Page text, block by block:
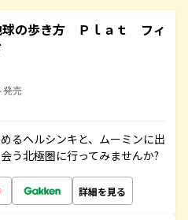
の歩き方 Ｐｌａｔ フィ
発売
るヘルシンキと、ムーミンに出
う北極圏に行ってみませんか?
詳細を見る